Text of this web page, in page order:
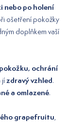
nebo po holení
ošetření pokožky
doplňkem vaší
ochrání
jízdravý vzhled.
a omlazené.
grapefruitu